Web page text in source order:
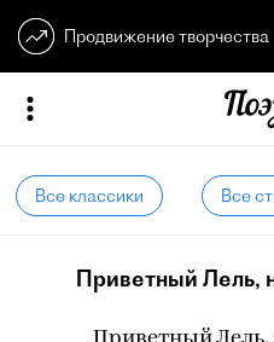
Продвижение творчества
Все классики Все
Приветный Лель,